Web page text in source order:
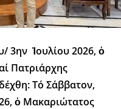
3ην Ἰουλίου 2026, ὁ
Πατριάρχης
Τό Σάββατον,
ὁ Μακαριώτατος